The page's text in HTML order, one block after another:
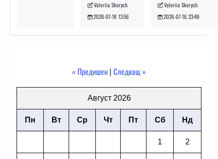
Valeriia Skorych
2026-07-18 13:56
Valeriia Skorych
2026-07-16 23:49
« Предишен | Следващ »
Август 2026
Пн Вт Ср Чт Пт Сб Нд
1 2